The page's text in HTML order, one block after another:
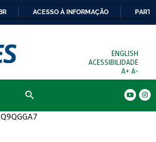
ACESSO À INFORMAÇÃO
ENGLISH
ACESSIBILIDADE
A+ A-